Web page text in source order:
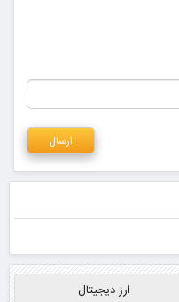
ارز دیجیتال